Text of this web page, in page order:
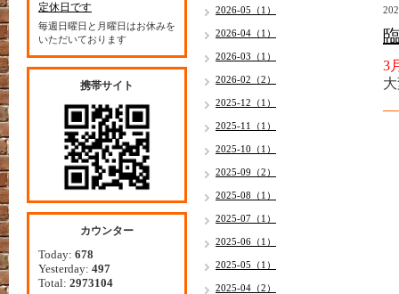
3
2026-05（1）
2026-04（1）
2026-03（1）
2026-02（2）
2025-12（1）
2025-11（1）
2025-10（1）
2025-09（2）
2025-08（1）
2025-07（1）
2025-06（1）
2025-05（1）
2025-04（2）
定休日です
毎週日曜日と月曜日はお休みを
いただいております
携帯サイト
カウンター
Today: 678
Yesterday: 497
Total: 2973104